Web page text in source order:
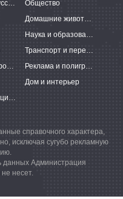
Культура и искусство
Общество
Домашние животные
Наука и образование
Транспорт и перевозки
Справочно-информационные системы
Реклама и полиграфия
Дом и интерьер
Телекоммуникации и связь
справочного характера,
исключая сугубо рекламную
данных Администрация
не несет.